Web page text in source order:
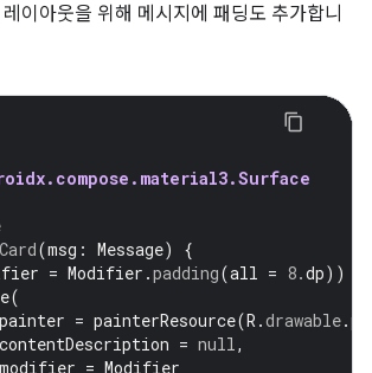
이아웃을 위해 메시지에 패딩도 추가합니
(msg : Message)
{
= Modifier .padding(all = 8.dp))
(
painter = painterResource(R .drawable.
contentDescription = null,
modifier = Modifier